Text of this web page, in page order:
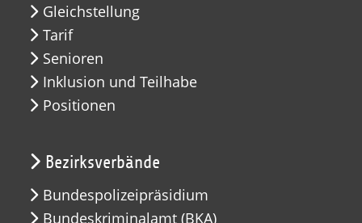
Gleichstellung
Tarif
Senioren
Inklusion und Teilhabe
Positionen
Bezirksverbände
Bundespolizeipräsidium
Bundeskriminalamt (BKA)